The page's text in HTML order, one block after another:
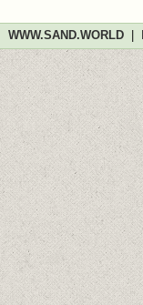
WWW.SAND.WORLD|